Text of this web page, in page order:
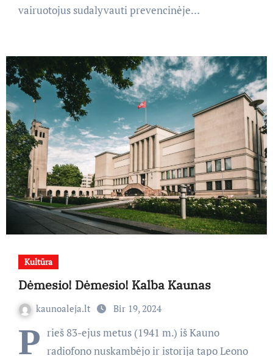
vairuotojus sudalyvauti prevencinėje…
Kultūra
Dėmesio! Dėmesio! Kalba Kaunas
kaunoaleja.lt Bir 19, 2024
P rieš 83-ejus metus (1941 m.) iš Kauno
radiofono nuskambėjo ir istorija tapo Leono